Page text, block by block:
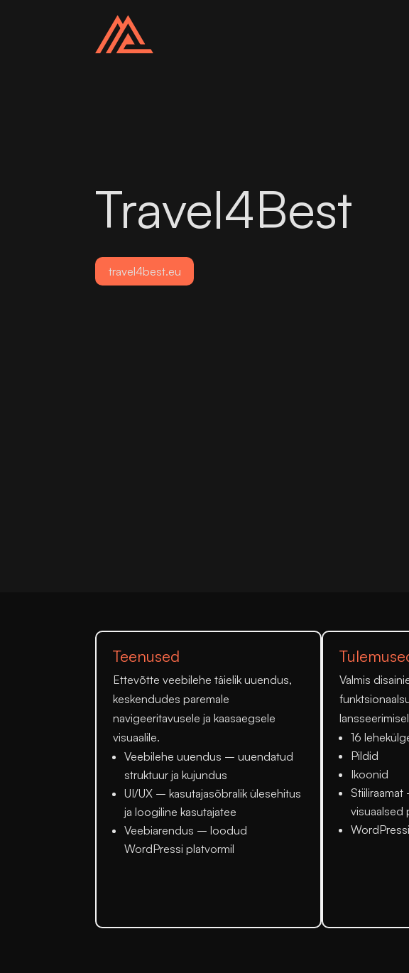
Travel4Best
travel4best.eu
Teenused
Ettevõtte veebilehe täielik uuendus,
keskendudes paremale
navigeeritavusele ja kaasaegsele
visuaalile.
Veebilehe uuendus – uuendatud
struktuur ja kujundus
UI/UX– kasutajasõbralik ülesehitus
ja loogiline kasutajatee
Veebiarendus – loodud
WordPressi platvormil
Valmis
16
Pildid
Ikoonid
Stiiliraamat
visuaalsed